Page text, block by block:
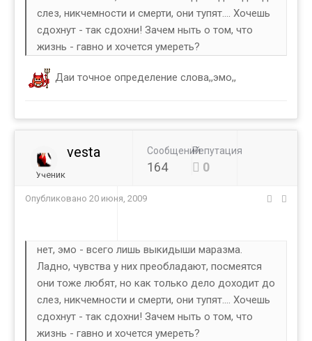
слез, никчемности и смерти, они тупят.... Хочешь
сдохнут - так сдохни! Зачем ныть о том, что
жизнь - гавно и хочется умереть?
Даи точное определение слова,,эмо,,
vesta
Ученик
Сообщений
164
Репутация
0
Опубликовано 20 июня, 2009
нет, эмо - всего лишь выкидыши маразма.
Ладно, чувства у них преобладают, посмеятся
они тоже любят, но как только дело доходит до
слез, никчемности и смерти, они тупят.... Хочешь
сдохнут - так сдохни! Зачем ныть о том, что
жизнь - гавно и хочется умереть?